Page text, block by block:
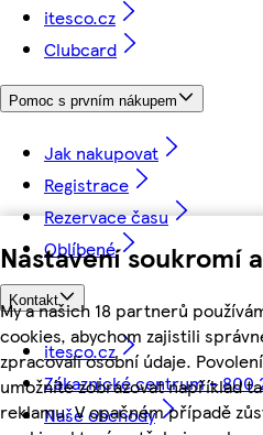
Nastavení soukromí
My a našich 18 partnerů
cookies, abychom zajistili
zpracovali osobní údaje.
umožníte zobrazovat například
reklamu. V opačném případě
itesco.cz
Clubcard
Pomoc s prvním nákupem
Jak nakupovat
Registrace
Rezervace času
Oblíbené
Kontakt
itesco.cz
Zákaznické centrum - 800
Naše obchody